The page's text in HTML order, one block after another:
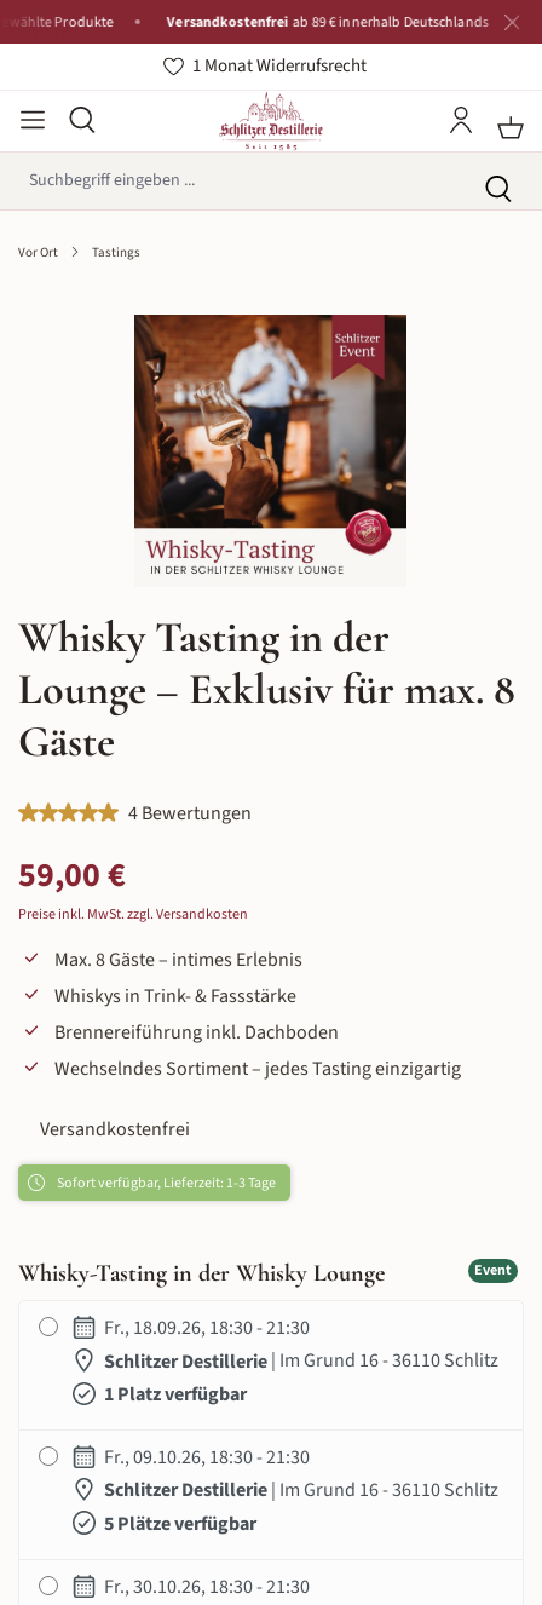
Produkte Versandkostenfrei ab 89 € innerhalb Deutschlands
1 Monat Widerrufsrecht
Vor Ort Tastings
Bildergalerie überspringen
Whisky Tasting in der
Lounge – Exklusiv für max. 8
Gäste
Durchschnittliche Bewertung von 5 von 5 Sternen
4 Bewertungen
Regulärer Preis:
59,00 €
Preise inkl. MwSt. zzgl. Versandkosten
Max. 8 Gäste – intimes Erlebnis
Whiskys in Trink- & Fassstärke
Brennereiführung inkl. Dachboden
Wechselndes Sortiment – jedes Tasting einzigartig
Versandkostenfrei
Sofort verfügbar, Lieferzeit: 1-3 Tage
Whisky-Tasting in der Whisky Lounge Event
Fr., 18.09.26, 18:30 - 21:30
Schlitzer Destillerie| Im Grund 16 - 36110 Schlitz
1 Platz verfügbar
Fr., 09.10.26, 18:30 - 21:30
Schlitzer Destillerie| Im Grund 16 - 36110 Schlitz
5 Plätze verfügbar
Fr., 30.10.26, 18:30 - 21:30